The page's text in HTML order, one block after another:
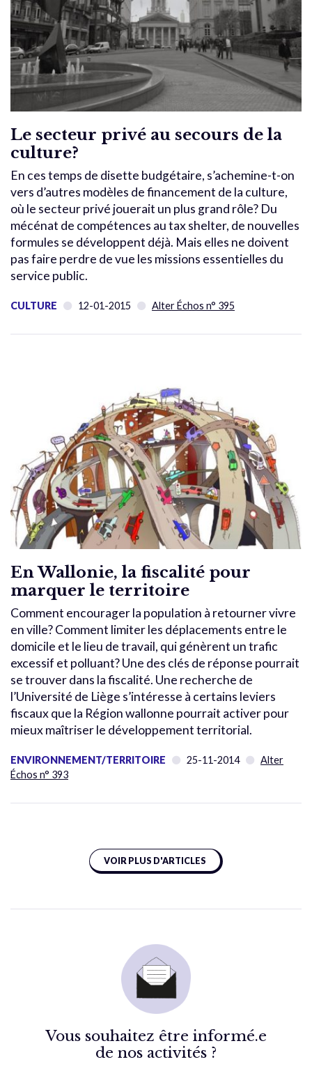
Le secteur privé au secours de la
culture?
En ces temps de disette budgétaire, s’achemine-t-on
vers d’autres modèles de financement de la culture,
où le secteur privé jouerait un plus grand rôle? Du
mécénat de compétences au tax shelter, de nouvelles
formules se développent déjà. Mais elles ne doivent
pas faire perdre de vue les missions essentielles du
service public.
CULTURE 12-01-2015 Alter Échos n° 395
En Wallonie, la fiscalité pour
marquer le territoire
Comment encourager la population à retourner vivre
en ville? Comment limiter les déplacements entre le
domicile et le lieu de travail, qui génèrent un trafic
excessif et polluant? Une des clés de réponse pourrait
se trouver dans la fiscalité. Une recherche de
l’Université de Liège s’intéresse à certains leviers
fiscaux que la Région wallonne pourrait activer pour
mieux maîtriser le développement territorial.
ENVIRONNEMENT/TERRITOIRE 25-11-2014
Alter
Échos n° 393
VOIR PLUS D'ARTICLES
Vous souhaitez être informé.e
de nos activités ?